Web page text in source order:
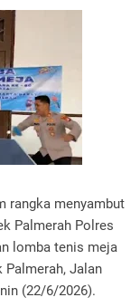
rangka menyambut
Palmerah Polres
lomba tenis meja
Palmerah, Jalan
(22/6/2026).